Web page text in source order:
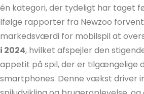
én kategori, der tydeligt har taget
Ifølge rapporter fra Newzoo
markedsværdi for mobilspil at
i 2024, hvilket afspejler den
appetit på spil, der er tilgængelige
smartphones. Denne vækst driver